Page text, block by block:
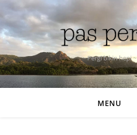
~ Pergi bikin hepi ~
MENU